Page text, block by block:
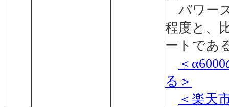
パワー
程度と、
ートであ
＜
る＞
＜楽天